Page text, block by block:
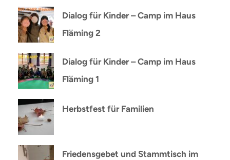
Dialog für Kinder – Camp im Haus
Fläming 2
Dialog für Kinder – Camp im Haus
Fläming 1
Herbstfest für Familien
Friedensgebet und Stammtisch im